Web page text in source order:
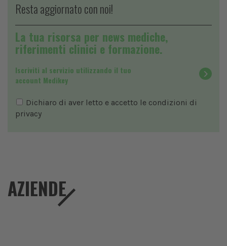
Resta aggiornato con noi!
La tua risorsa per news mediche,
riferimenti clinici e formazione.
Iscriviti al servizio utilizzando il tuo
account Medikey
Dichiaro di aver letto e accetto le condizioni di
privacy
AZIENDE